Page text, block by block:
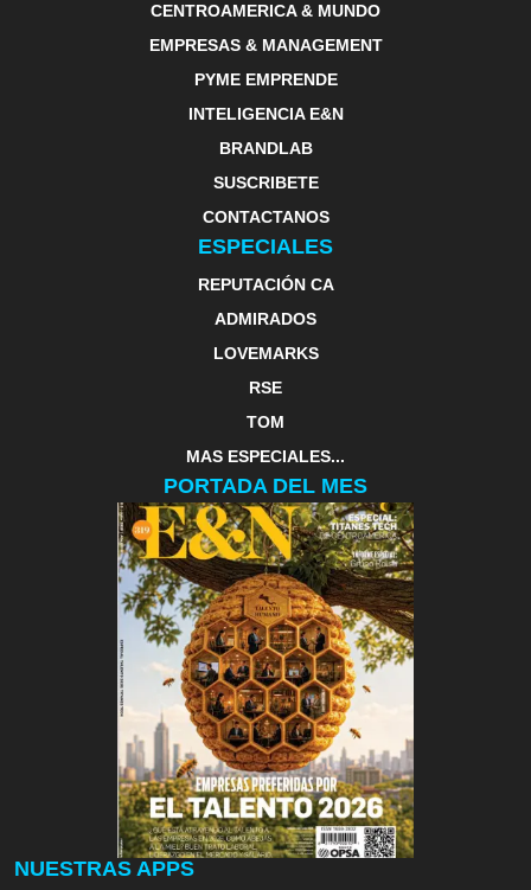
CENTROAMERICA & MUNDO
EMPRESAS & MANAGEMENT
PYME EMPRENDE
INTELIGENCIA E&N
BRANDLAB
SUSCRIBETE
CONTACTANOS
ESPECIALES
REPUTACIÓN CA
ADMIRADOS
LOVEMARKS
RSE
TOM
MAS ESPECIALES...
PORTADA DEL MES
NUESTRAS APPS